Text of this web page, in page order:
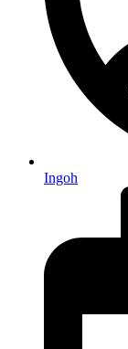
Ingoh